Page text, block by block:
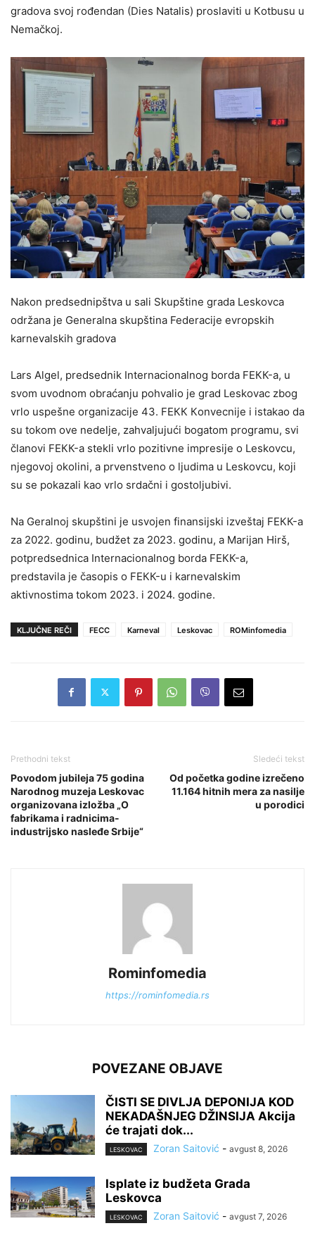
gradova svoj rođendan (Dies Natalis) proslaviti u Кotbusu u
Nemačkoj.
Nakon predsednipštva u sali Skupštine grada Leskovca
održana je Generalna skupština Federacije evropskih
karnevalskih gradova
Lars Algel, predsednik Internacionalnog borda FEКК-a, u
svom uvodnom obraćanju pohvalio je grad Leskovac zbog
vrlo uspešne organizacije 43. FEКК Кonvecnije i istakao da
su tokom ove nedelje, zahvaljujući bogatom programu, svi
članovi FEКК-a stekli vrlo pozitivne impresije o Leskovcu,
njegovoj okolini, a prvenstveno o ljudima u Leskovcu, koji
su se pokazali kao vrlo srdačni i gostoljubivi.
Na Geralnoj skupštini je usvojen finansijski izveštaj FEКК-a
za 2022. godinu, budžet za 2023. godinu, a Marijan Hirš,
potpredsednica Internacionalnog borda FEКК-a,
predstavila je časopis o FEКК-u i karnevalskim
aktivnostima tokom 2023. i 2024. godine.
KLJUČNE REČI FECC Karneval Leskovac ROMinfomedia
Prethodni tekst
Povodom jubileja 75 godina
Narodnog muzeja Leskovac
organizovana izložba „O
fabrikama i radnicima-
industrijsko nasleđe Srbije“
Sledeći tekst
Od početka godine izrečeno
11.164 hitnih mera za nasilјe
u porodici
Rominfomedia
https://rominfomedia.rs
POVEZANE OBJAVE
ČISTI SE DIVLJA DEPONIJA KOD
NEKADAŠNJEG DŽINSIJA Akcija
će trajati dok...
LESKOVAC Zoran Saitović - avgust 8, 2026
Isplate iz budžeta Grada
Leskovca
LESKOVAC Zoran Saitović - avgust 7, 2026